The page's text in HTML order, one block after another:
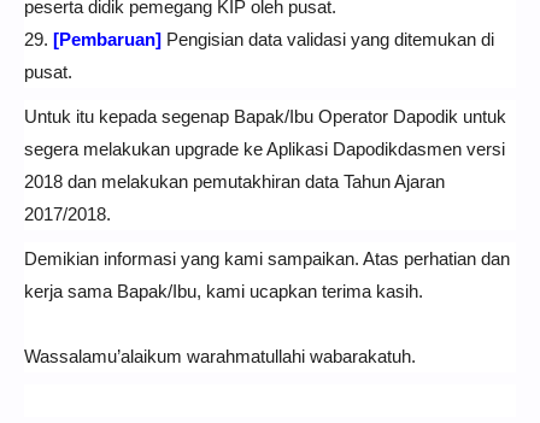
peserta didik pemegang KIP oleh pusat.
29. [Pembaruan] Pengisian data validasi yang ditemukan di
pusat.
Untuk itu kepada segenap Bapak/Ibu Operator Dapodik untuk
segera melakukan upgrade ke Aplikasi Dapodikdasmen versi
2018 dan melakukan pemutakhiran data Tahun Ajaran
2017/2018.
Demikian informasi yang kami sampaikan. Atas perhatian dan
kerja sama Bapak/Ibu, kami ucapkan terima kasih.
Wassalamu’alaikum warahmatullahi wabarakatuh.